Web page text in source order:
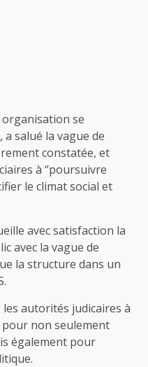
se
a salué la vague de
constatée, et
à ‘’poursuivre
le climat social et
avec satisfaction la
avec la vague de
la structure dans un
autorités judicaires à
non seulement
également pour